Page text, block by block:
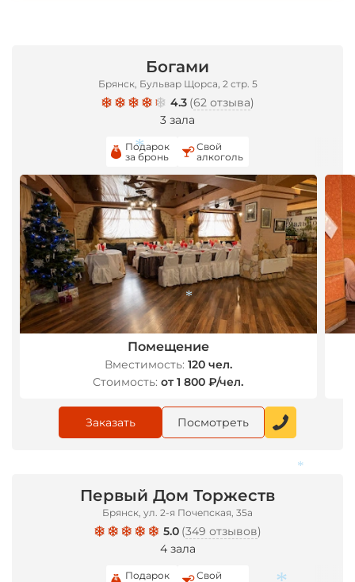
Богами
Брянск, Бульвар Щорса, 2 стр. 5
4.3 (62 отзыва)
3 зала
Подарок
за бронь
Свой
алкоголь
Помещение
Вместимость: 120 чел.
Стоимость: от 1 800 ₽/чел.
Заказать Посмотреть
Первый Дом Торжеств
Брянск, ул. 2-я Почепская, 35а
5.0 (349 отзывов)
4 зала
Подарок
Свой
*
*